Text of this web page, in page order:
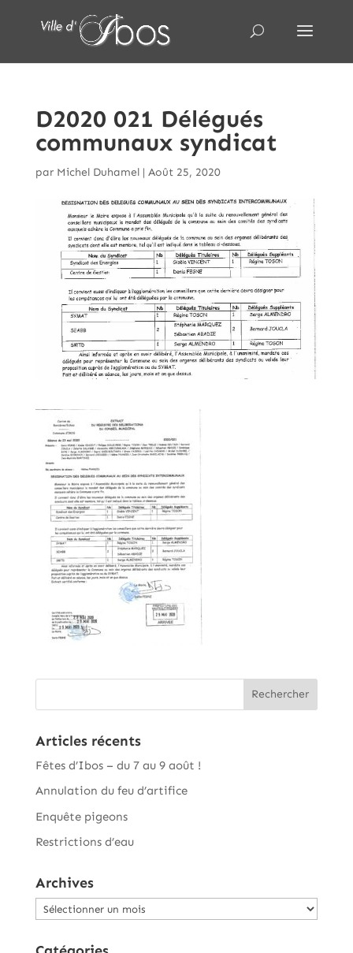
D2020 021 Délégués
communaux syndicat
par Michel Duhamel| Août 25, 2020
Articles récents
Fêtes d’Ibos – du 7 au 9 août !
Annulation du feu d’artifice
Enquête pigeons
Restrictions d’eau
Archives
Archives